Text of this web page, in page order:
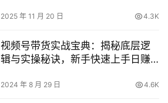
2025 年 11 月 20 日 4.3K
视频号带货实战宝典：揭秘底层逻
辑与实操秘诀，新手快速上手日赚
2024 年 8 月 29 日 4.6K